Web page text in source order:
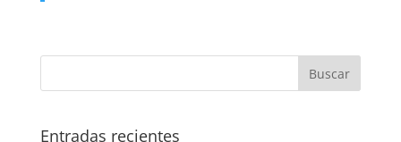
Entradas recientes